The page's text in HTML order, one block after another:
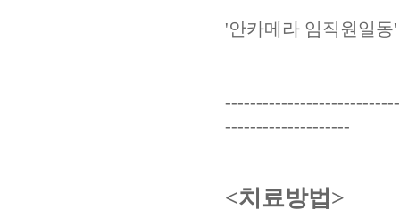
'안카메라 임직원일동'
--------------------
<치료방법>